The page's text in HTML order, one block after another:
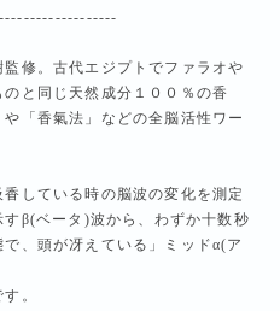
修。古代エジプトでファラオや
と同じ天然成分１００％の香
「香氣法」などの全脳活性ワー
している時の脳波の変化を測定
β(ベータ)波から、わずか十数秒
、頭が冴えている」ミッドα(ア
。